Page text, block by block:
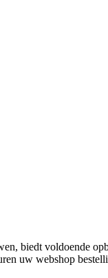
biedt voldoende
uw webshop